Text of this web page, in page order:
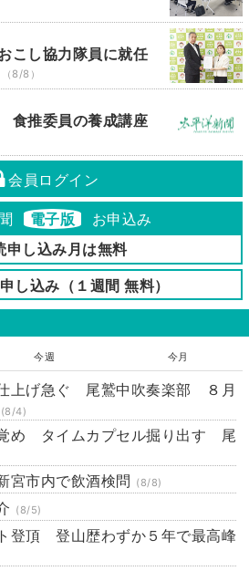
こし協力隊員に就任
（8/8）
食推委員の養成講座
会員ログイン
電子版
お申込み
申し込み月は無料
し込み（１週間 無料）
今週 今月
上げ急ぐ 尾鷲中吹奏楽部 ８月
(8/4)
め タイムカプセル掘り出す 尾
市内で飲酒検問 (8/8)
(8/5)
登頂 登山歴わずか５年で最高峰